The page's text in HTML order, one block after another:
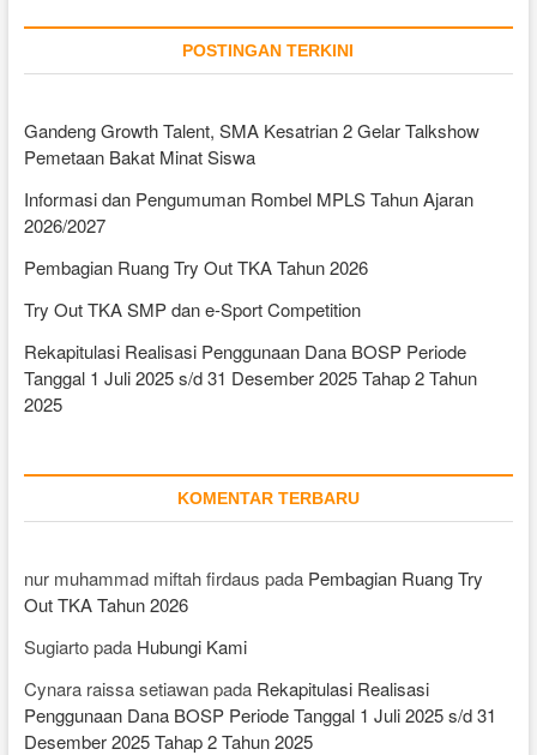
POSTINGAN TERKINI
Gandeng Growth Talent, SMA Kesatrian 2 Gelar Talkshow
Pemetaan Bakat Minat Siswa
Informasi dan Pengumuman Rombel MPLS Tahun Ajaran
2026/2027
Pembagian Ruang Try Out TKA Tahun 2026
Try Out TKA SMP dan e-Sport Competition
Rekapitulasi Realisasi Penggunaan Dana BOSP Periode
Tanggal 1 Juli 2025 s/d 31 Desember 2025 Tahap 2 Tahun
2025
KOMENTAR TERBARU
nur muhammad miftah firdaus pada Pembagian Ruang Try
Out TKA Tahun 2026
Sugiartopada Hubungi Kami
Cynara raissa setiawanpada Rekapitulasi Realisasi
Penggunaan Dana BOSP Periode Tanggal 1 Juli 2025 s/d 31
Desember 2025 Tahap 2 Tahun 2025